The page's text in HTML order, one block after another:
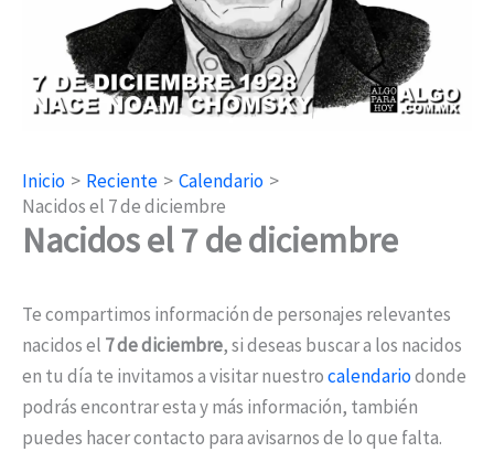
Inicio Reciente
Calendario
Nacidos el 7 de diciembre
Nacidos el 7 de diciembre
Te compartimos información de personajes relevantes
nacidos el 7 de diciembre, si deseas buscar a los nacidos
en tu día te invitamos a visitar nuestrocalendariodonde
podrás encontrar esta y más información, también
puedes hacer contacto para avisarnos de lo que falta.